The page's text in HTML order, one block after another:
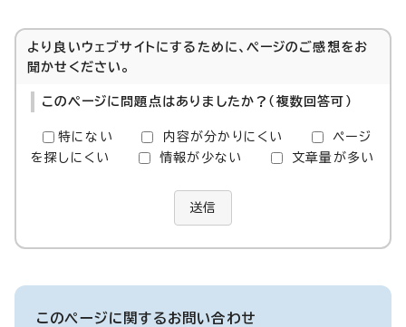
より良いウェブサイトにするために、ページのご感想をお
聞かせください。
このページに問題点はありましたか？（複数回答可）
特にない 内容が分かりにくい
ページ
を探しにくい
情報が少ない 文章量が多い
送信
このページに関するお問い合わせ